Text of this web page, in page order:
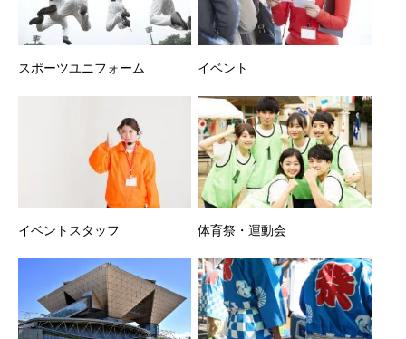
スポーツユニフォーム イベント
イベントスタッフ 体育祭・運動会